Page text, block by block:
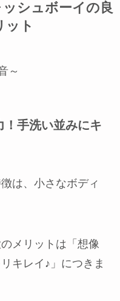
ッシュボーイの良
ット
～
手洗い並みにキ
は、小さなボディ
メリットは「想像
キレイ♪」につきま